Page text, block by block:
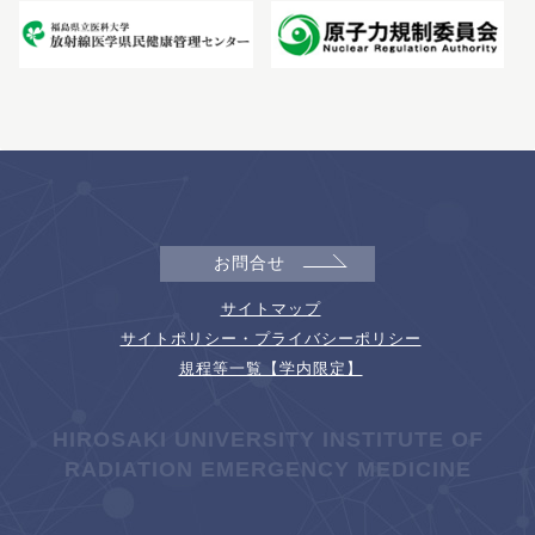
お問合せ
サイトマップ
サイトポリシー・プライバシーポリシー
規程等一覧【学内限定】
HIROSAKI UNIVERSITY INSTITUTE OF
RADIATION EMERGENCY MEDICINE